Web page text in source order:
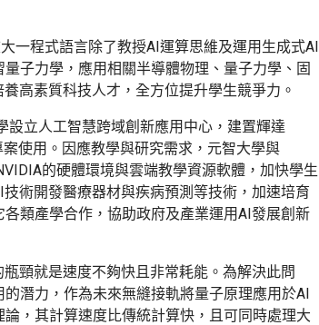
一程式語言除了教授AI運算思維及運用生成式AI
子力學，應用相關半導體物理、量子力學、固
高素質科技人才，全方位提升學生競爭力。
立人工智慧跨域創新應用中心，建置輝達
使用。因應教學與研究需求，元智大學與
的硬體環境與雲端教學資源軟體，加快學生
術開發醫療器材與疾病預測等技術，加速培育
類產學合作，協助政府及產業運用AI發展創新
頸就是速度不夠快且非常耗能。為解決此問
潛力，作為未來無縫接軌將量子原理應用於AI
，其計算速度比傳統計算快，且可同時處理大